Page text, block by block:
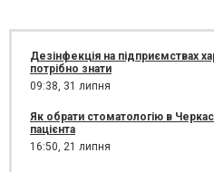
Дезінфекція на підприємствах
потрібно знати
09:38, 31 липня
Як обрати стоматологію в
пацієнта
16:50, 21 липня